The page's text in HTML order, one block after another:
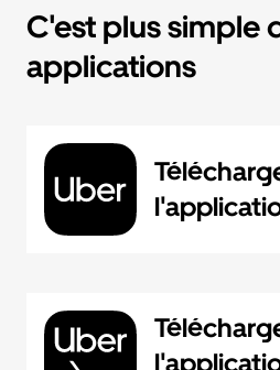
C'est plus simple
applications